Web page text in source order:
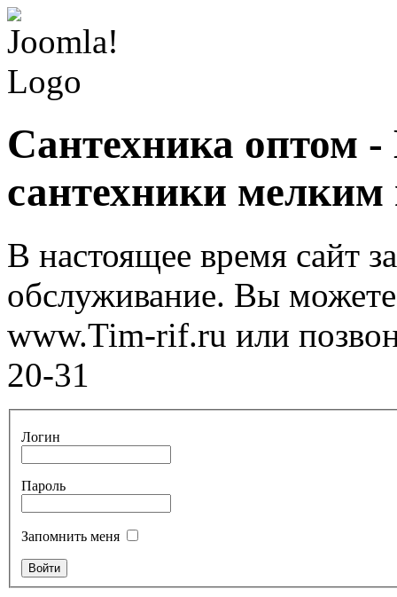
Сантехника оптом
сантехники
В настоящее время сайт
обслуживание. Вы можете
www.Tim-rif.ru или
20-31
Логин
Пароль
Запомнить меня